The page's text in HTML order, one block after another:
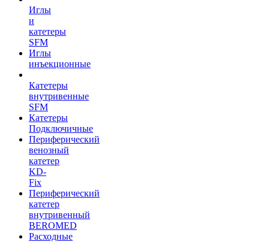
Иглы
и
катетеры
SFM
Иглы
инъекционные
Катетеры
внутривенные
SFM
Катетеры
Подключичные
Периферический
венозный
катетер
KD-
Fix
Периферический
катетер
внутривенный
BEROMED
Расходные